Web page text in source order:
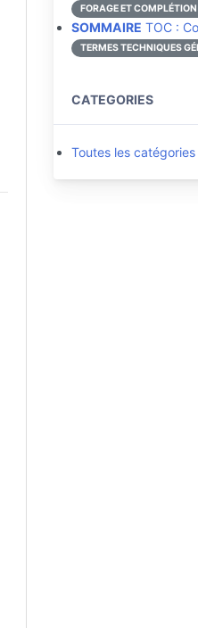
FORAGE ET
SOMMAIRE TOC :
TERMES TECHNIQUES
CATEGORIES
Toutes les catégories